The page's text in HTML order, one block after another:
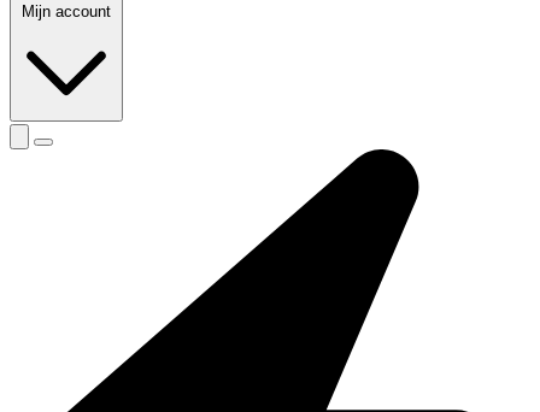
Mijn account